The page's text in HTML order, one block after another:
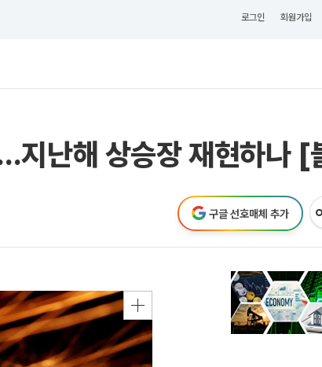
로그인 회원가입
지난해 상승장 재현하나 [
구글 선호매체 추가